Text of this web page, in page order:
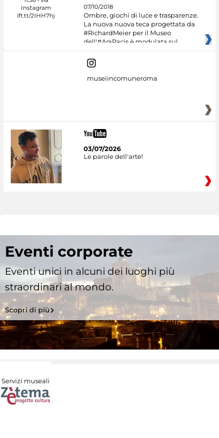
07/10/2018
Ombre, giochi di luce e trasparenze.
La nuova nuova teca progettata da
#RichardMeier per il Museo
dell'#AraPacis è modulata sul
museiincomuneroma
03/07/2026
Le parole dell'arte!
Eventi corporate
Eventi unici in alcuni dei luoghi più
straordinari al mondo.
Scopri di più
Servizi museali